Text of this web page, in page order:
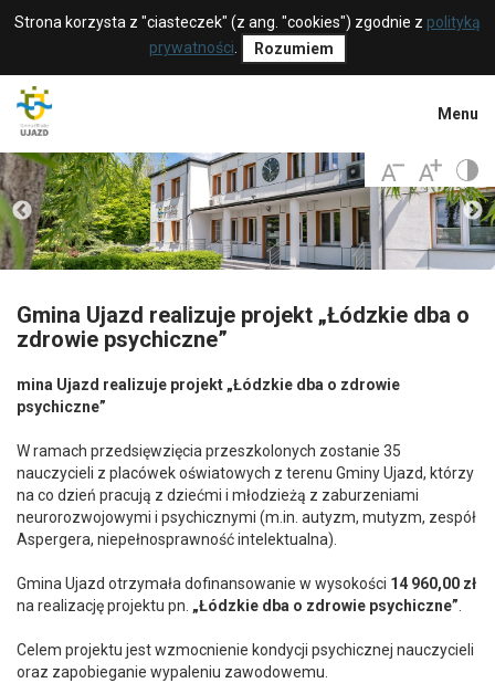
Strona korzysta z "ciasteczek" (z ang. "cookies") zgodnie z polityką
prywatności
Rozumiem
Menu
Gmina Ujazd realizuje projekt „Łódzkie dba o
zdrowie psychiczne”
mina Ujazd realizuje projekt „Łódzkie dba o zdrowie
psychiczne”
W ramach przedsięwzięcia przeszkolonych zostanie 35
nauczycieli z placówek oświatowych z terenu Gminy Ujazd, którzy
na co dzień pracują z dziećmi i młodzieżą z zaburzeniami
neurorozwojowymi i psychicznymi (m.in. autyzm, mutyzm, zespół
Aspergera, niepełnosprawność intelektualna).
Gmina Ujazd otrzymała dofinansowanie w wysokości 14 960,00 zł
na realizację projektu pn. „Łódzkie dba o zdrowie psychiczne”.
Celem projektu jest wzmocnienie kondycji psychicznej nauczycieli
oraz zapobieganie wypaleniu zawodowemu.